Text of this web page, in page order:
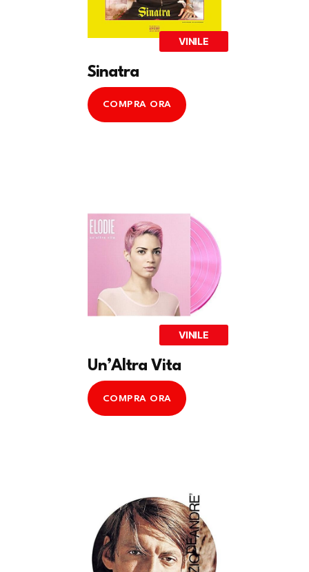
VINILE
Sinatra
COMPRA ORA
VINILE
Un’Altra Vita
COMPRA ORA